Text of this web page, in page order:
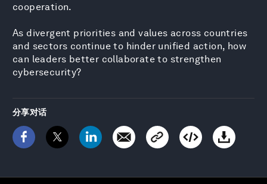
cooperation.
As divergent priorities and values across countries
and sectors continue to hinder unified action, how
can leaders better collaborate to strengthen
cybersecurity?
分享对话